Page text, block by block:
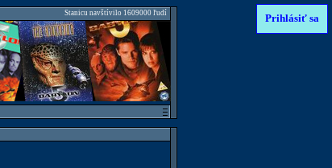
Stanicu navštívilo 1609000 ľudí Prihlásiť sa